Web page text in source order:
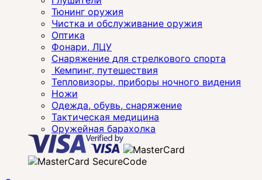
Тюнинг оружия
Чистка и обслуживание оружия
Оптика
Фонари, ЛЦУ
Снаряжение для стрелкового спорта
Кемпинг, путешествия
Тепловизоры, приборы ночного видения
Ножи
Одежда, обувь, снаряжение
Тактическая медицина
Оружейная барахолка